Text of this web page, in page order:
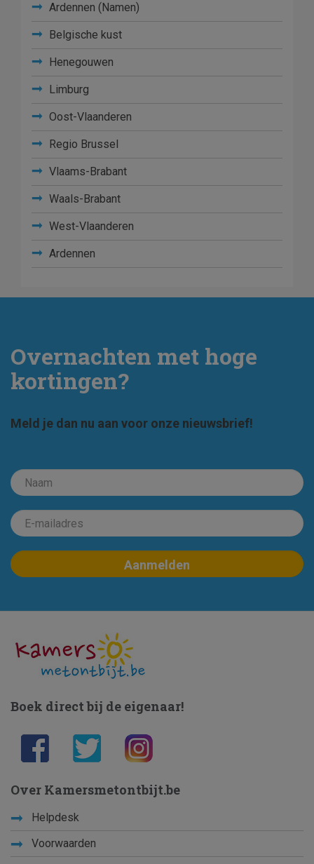
Ardennen (Namen)
Belgische kust
Henegouwen
Limburg
Oost-Vlaanderen
Regio Brussel
Vlaams-Brabant
Waals-Brabant
West-Vlaanderen
Ardennen
Overnachten met hoge
kortingen?
Meld je dan nu aan voor onze nieuwsbrief!
Boek direct bij de eigenaar!
Over Kamersmetontbijt.be
Helpdesk
Voorwaarden